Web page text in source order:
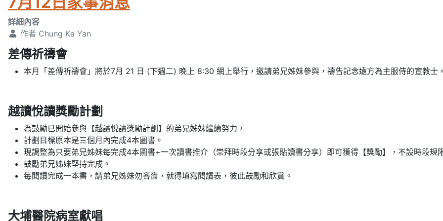
詳細內容
作者 Chung Ka Yan
差傳祈禱會
本月「差傳祈禱會」將於7月 21 日 (下週二) 晚上 8:30 網上舉行，邀請弟兄姊妹參與，禱告記念遠方為主服侍的宣教士
越讀悅讀獎勵計劃
為鼓勵已開始參與【越讀悅讀獎勵計劃】的弟兄姊妹繼續努力，
計劃目標原本是三個月內完成4本圖書。
現調整為只要弟兄姊妹每完成4本圖書+一次讀書推介（崇拜時段分享或張貼讀書分享）即可獲得【獎勵】，不設時段規
鼓勵弟兄姊妹堅持完成。
每閱讀完成一本書，請弟兄姊妹勿吝嗇，就得填寫閱讀表，彼此鼓勵和欣賞。
大埔醫院病室獻唱